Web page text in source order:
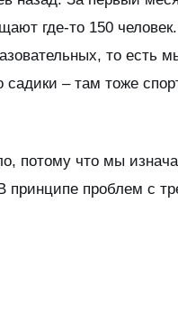
где-то 150
то
– там тоже
потому что мы
принципе проблем с